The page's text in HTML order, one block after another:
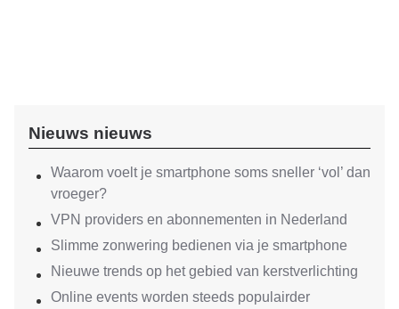
Nieuws nieuws
Waarom voelt je smartphone soms sneller ‘vol’ dan
vroeger?
VPN providers en abonnementen in Nederland
Slimme zonwering bedienen via je smartphone
Nieuwe trends op het gebied van kerstverlichting
Online events worden steeds populairder